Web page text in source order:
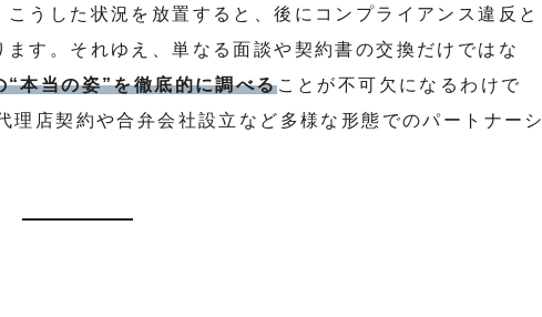
うした状況を放置すると、後にコンプライアンス違反と
す。それゆえ、単なる面談や契約書の交換だけではな
本当の姿”を徹底的に調べることが不可欠になるわけで
店契約や合弁会社設立など多様な形態でのパートナーシ